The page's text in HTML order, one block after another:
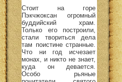
Стоит на горе
Пэкчжоксан огромный
буддийский храм.
Только его построили,
стали твориться дела
там поистине странные.
Что ни год исчезает
монах, и никто не знает,
куда он девается.
Особо рьяные